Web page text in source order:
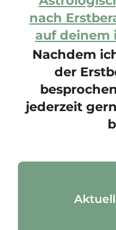
nach
auf deinem
Nachdem
der
jederzeit